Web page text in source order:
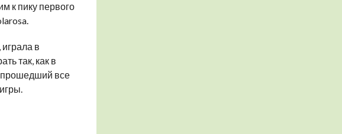
к пику первого
в
так, как в
прошедший все